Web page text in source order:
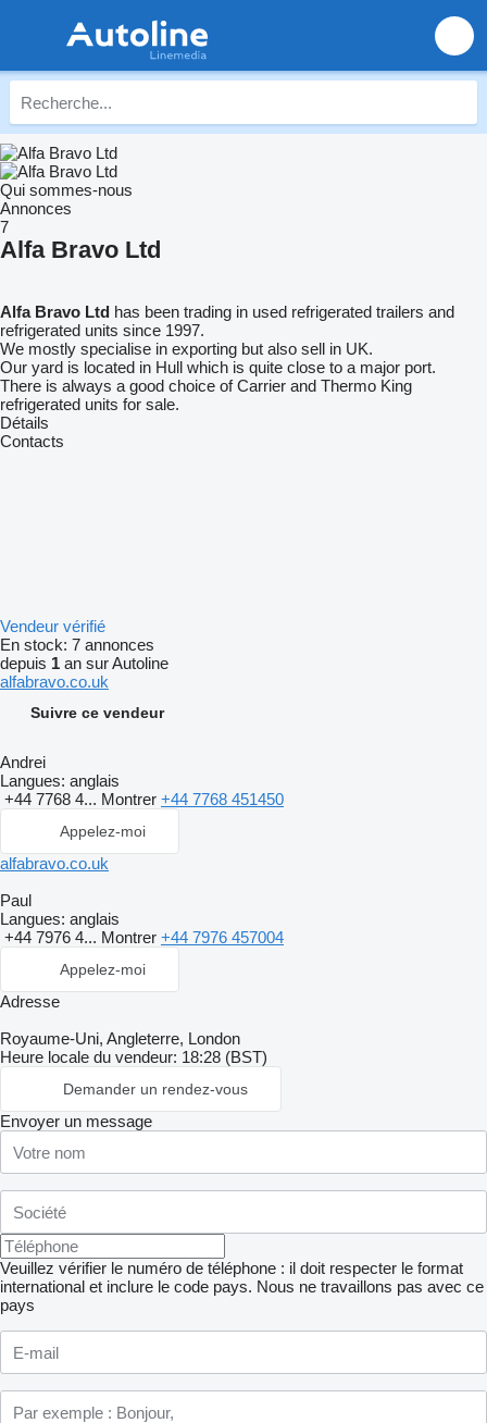
Qui sommes-nous
Annonces
7
Alfa Bravo Ltd
Alfa Bravo Ltd has been trading in used refrigerated trailers and
refrigerated units since 1997.
We mostly specialise in exporting but also sell in UK.
Our yard is located in Hull which is quite close to a major port.
There is always a good choice of Carrier and Thermo King
refrigerated units for sale.
Détails
Contacts
Vendeur vérifié
En stock: 7 annonces
depuis 1 an sur Autoline
alfabravo.co.uk
Suivre ce vendeur
Andrei
Langues: anglais
+44 7768 4... Montrer +44 7768 451450
Appelez-moi
alfabravo.co.uk
Paul
Langues: anglais
+44 7976 4... Montrer +44 7976 457004
Appelez-moi
Adresse
Royaume-Uni, Angleterre, London
Heure locale du vendeur: 18:28 (BST)
Demander un rendez-vous
Envoyer un message
Veuillez vérifier le numéro de téléphone : il doit respecter le format
international et inclure le code pays. Nous ne travaillons pas avec ce
pays